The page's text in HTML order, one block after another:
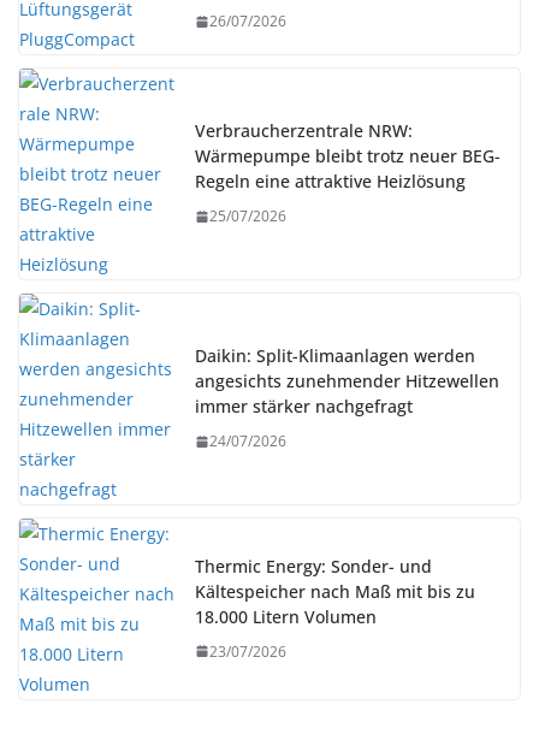
26/07/2026
Verbraucherzentrale NRW:
Wärmepumpe bleibt trotz neuer BEG-
Regeln eine attraktive Heizlösung
25/07/2026
Daikin: Split-Klimaanlagen werden
angesichts zunehmender Hitzewellen
immer stärker nachgefragt
24/07/2026
Thermic Energy: Sonder- und
Kältespeicher nach Maß mit bis zu
18.000 Litern Volumen
23/07/2026